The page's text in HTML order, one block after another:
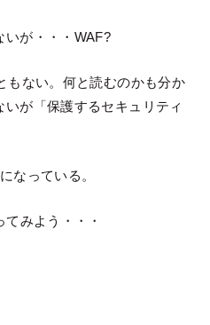
いが・・・WAF?
もない。何と読むのかも分か
が「保護するセキュリティ
なっている。
みよう・・・